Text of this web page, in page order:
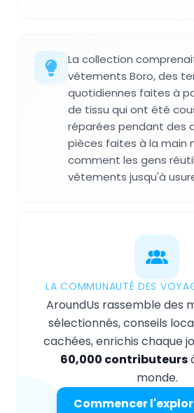
La collection
vêtements Boro, des
quotidiennes faites à
de tissu qui ont été
réparées pendant des
pièces faites à la main
comment les gens
vêtements jusqu'à
LA COMMUNAUTÉ DES
AroundUs rassemble des
sélectionnés, conseils
cachées, enrichis chaque
60,000 contributeurs
monde.
Commencer